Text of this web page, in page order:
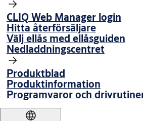
CLIQ Web Manager login
Hitta återförsäljare
Välj ellås med ellåsguiden
Nedladdningscentret
Produktblad
Produktinformation
Programvaror och